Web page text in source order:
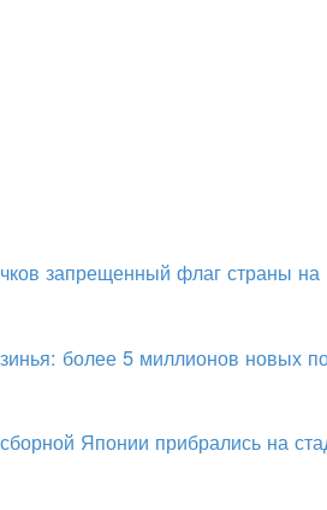
запрещенный флаг страны
более 5 миллионов новых
Японии прибрались на